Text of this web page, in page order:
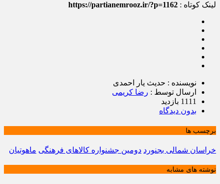
لینک کوتاه : https://partianemrooz.ir/?p=1162
نویسنده : حدیث یار احمدی
ارسال توسط : رضا کریمی
1111 بازدید
بدون دیدگاه
برچسب ها
خراسان شمالی بجنورد دومین جشنواره کالاهای فرهنگی ماهوتیان
نوشته های مشابه